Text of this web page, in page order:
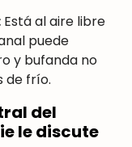
Está al aire libre
puede
y bufanda no
de frío.
del
le discute